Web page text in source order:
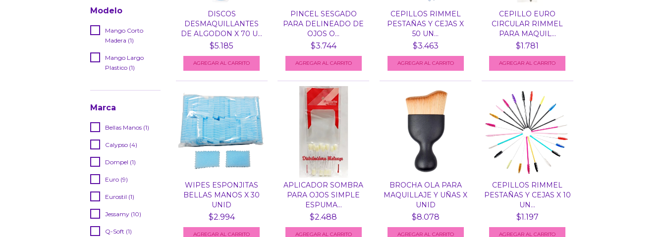
Modelo
Mango Corto
Madera (1)
Mango Largo
Plastico (1)
Marca
Bellas Manos (1)
Calypso (4)
Dompel (1)
Euro (9)
Eurostil (1)
Jessamy (10)
Q-Soft (1)
DISCOS
DESMAQUILLANTES
DE ALGODON X 70 U...
$5.185
PINCEL SESGADO
PARA DELINEADO DE
OJOS O...
$3.744
CEPILLOS RIMMEL
PESTAÑAS Y CEJAS X
50 UN...
$3.463
CEPILLO EURO
CIRCULAR RIMMEL
PARA MAQUIL...
$1.781
WIPES ESPONJITAS
BELLAS MANOS X 30
UNID
$2.994
APLICADOR SOMBRA
PARA OJOS SIMPLE
ESPUMA...
$2.488
BROCHA OLA PARA
MAQUILLAJE Y UÑAS X
UNID
$8.078
CEPILLOS RIMMEL
PESTAÑAS Y CEJAS X 10
UN...
$1.197